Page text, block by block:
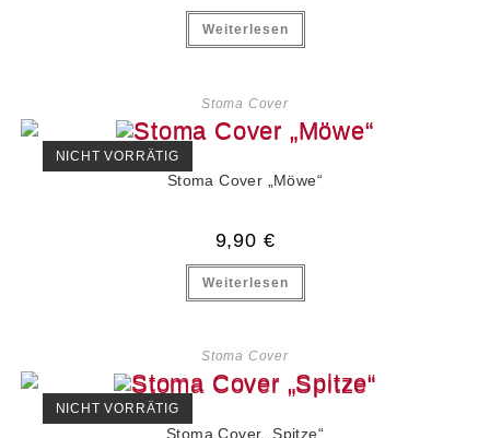
Weiterlesen
Stoma Cover
NICHT VORRÄTIG
Stoma Cover „Möwe“
9,90 €
Weiterlesen
Stoma Cover
NICHT VORRÄTIG
Stoma Cover „Spitze“